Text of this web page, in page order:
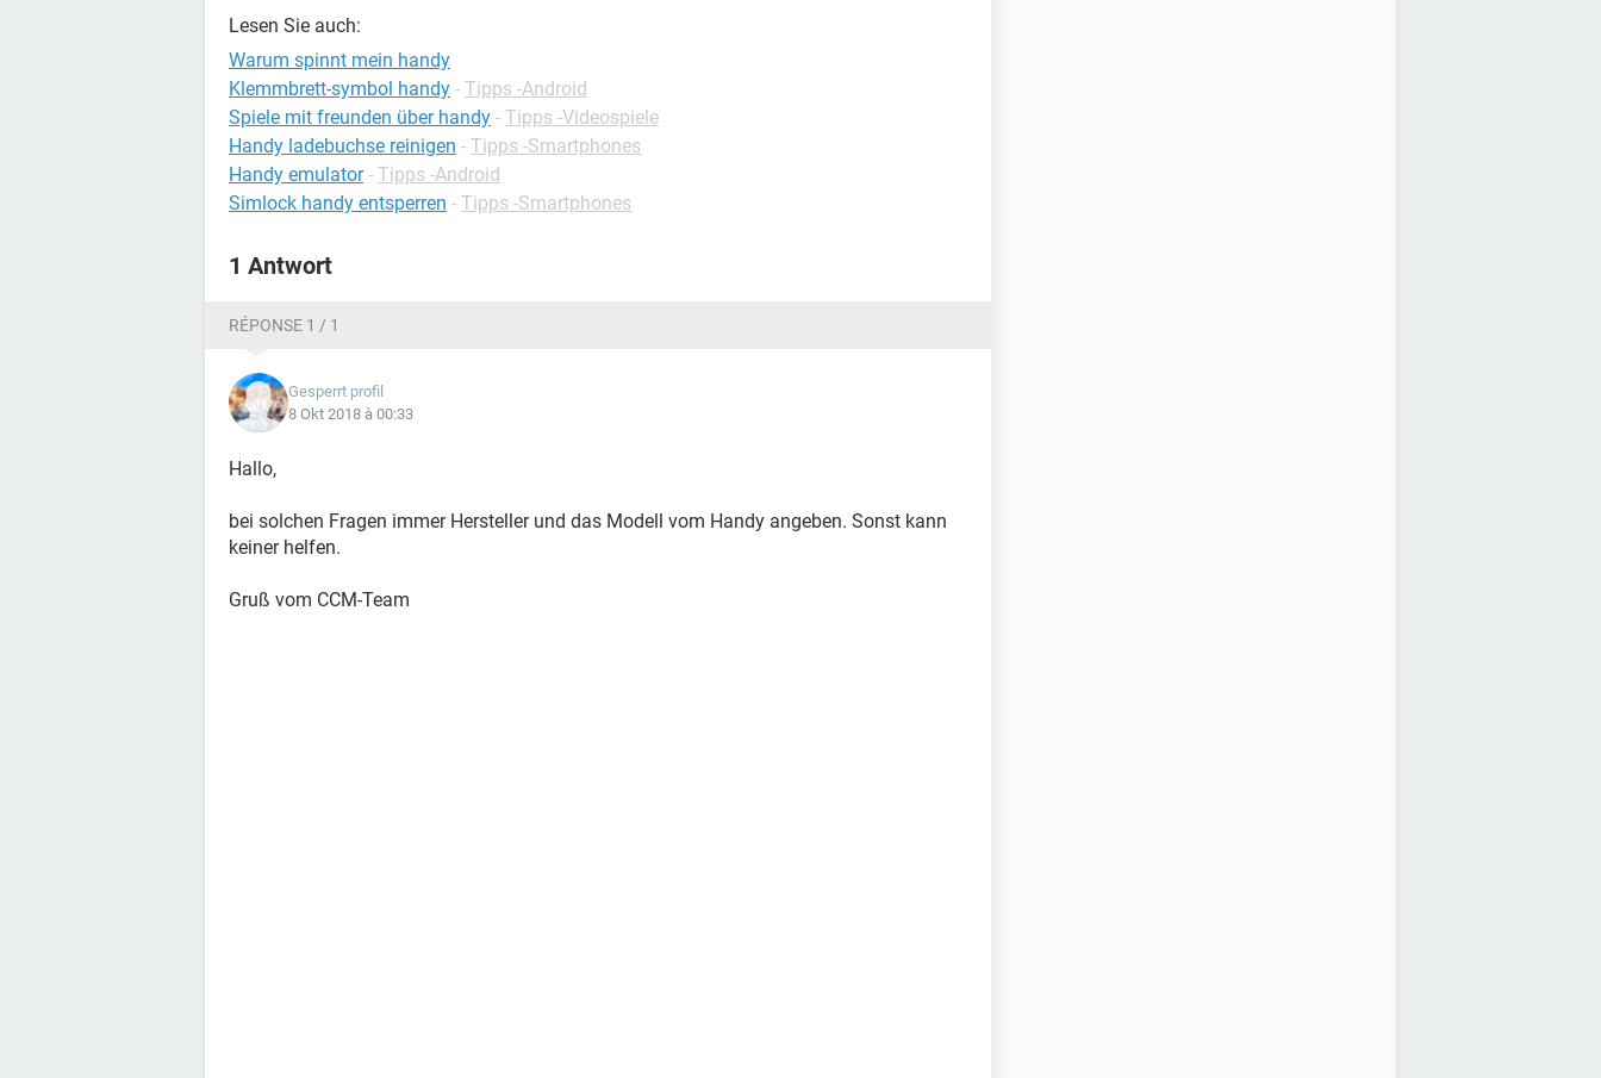
Lesen Sie auch:
Warum spinnt mein handy
Klemmbrett-symbol handy - Tipps -Android
Spiele mit freunden über handy - Tipps -Videospiele
Handy ladebuchse reinigen - Tipps -Smartphones
Handy emulator - Tipps -Android
Simlock handy entsperren - Tipps -Smartphones
1 Antwort
RÉPONSE 1 / 1
Gesperrt profil
8 Okt 2018 à 00:33
Hallo,
bei solchen Fragen immer Hersteller und das Modell vom Handy angeben. Sonst kann
keiner helfen.
Gruß vom CCM-Team